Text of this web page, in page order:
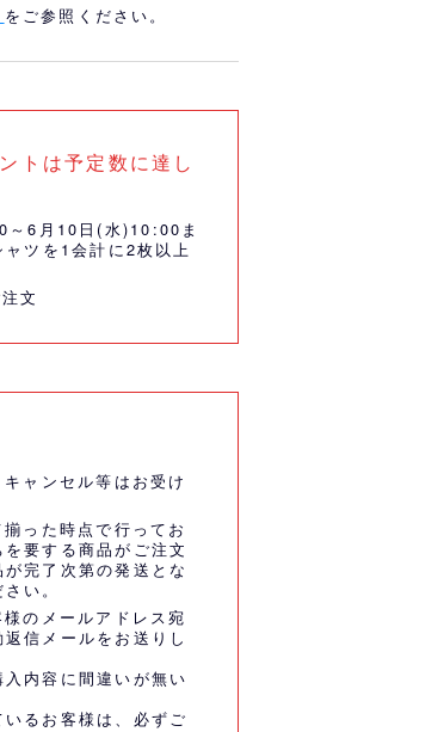
をご参照ください。
トは予定数に達し
～6月10日(水)10:00ま
ツを1会計に2枚以上
文
ャンセル等はお受け
った時点で行ってお
要する商品がご注文
完了次第の発送とな
い。
のメールアドレス宛
信メールをお送りし
内容に間違いが無い
るお客様は、必ずご